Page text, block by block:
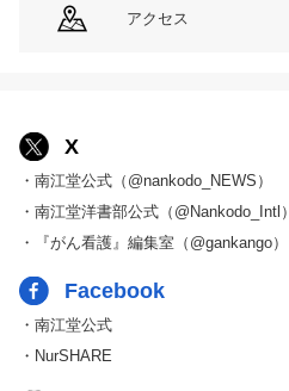
アクセス
X
・南江堂公式（@nankodo_NEWS）
・南江堂洋書部公式（@Nankodo_Intl）
・『がん看護』編集室（@gankango）
Facebook
・南江堂公式
・NurSHARE